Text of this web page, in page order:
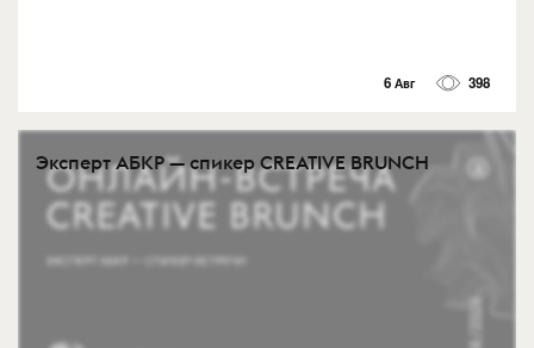
6 Авг 398
Эксперт АБКР — спикер CREATIVE BRUNCH